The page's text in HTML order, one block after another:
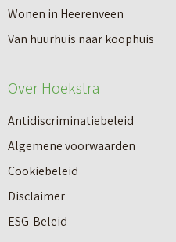
Wonen in Heerenveen
Van huurhuis naar koophuis
Over Hoekstra
Antidiscriminatiebeleid
Algemene voorwaarden
Cookiebeleid
Disclaimer
ESG-Beleid